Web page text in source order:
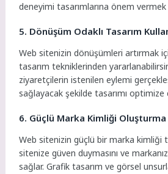
deneyimi tasarımlarına önem
5. Dönüşüm Odaklı Tasarım
Web sitenizin dönüşümleri artırmak
tasarım tekniklerinden
ziyaretçilerin istenilen eylemi
sağlayacak şekilde tasarımı optimize
6. Güçlü Marka Kimliği Oluşturma
Web sitenizin güçlü bir marka kimliği
sitenize güven duymasını ve
sağlar. Grafik tasarım ve görsel